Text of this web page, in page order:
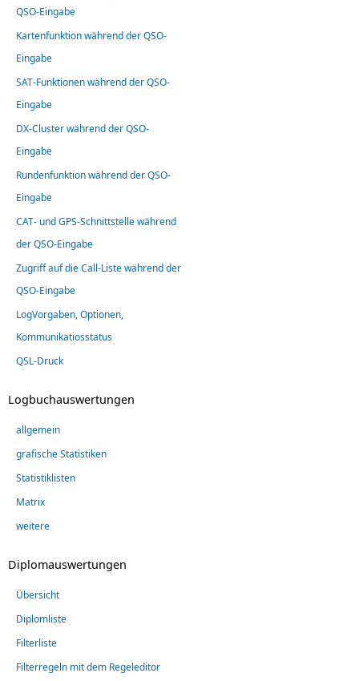
QSO-Eingabe
Kartenfunktion während der QSO-
Eingabe
SAT-Funktionen während der QSO-
Eingabe
DX-Cluster während der QSO-
Eingabe
Rundenfunktion während der QSO-
Eingabe
CAT- und GPS-Schnittstelle während
der QSO-Eingabe
Zugriff auf die Call-Liste während der
QSO-Eingabe
LogVorgaben, Optionen,
Kommunikatiosstatus
QSL-Druck
Logbuchauswertungen
allgemein
grafische Statistiken
Statistiklisten
Matrix
weitere
Diplomauswertungen
Übersicht
Diplomliste
Filterliste
Filterregeln mit dem Regeleditor